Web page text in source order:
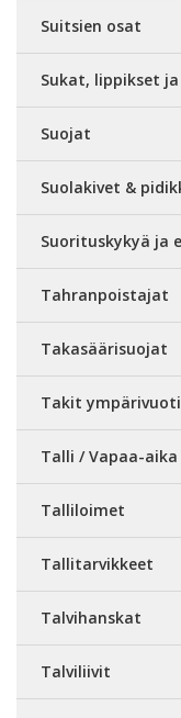
Suitsien osat
Sukat, lippikset
Suojat
Suolakivet &
Suorituskykyä ja
Tahranpoistajat
Takasäärisuojat
Takit
Talli / Vapaa-aika
Talliloimet
Tallitarvikkeet
Talvihanskat
Talviliivit